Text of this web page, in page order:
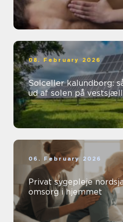
08. February 2026
Solceller kalundborg:
ud af solen på
06. February 2026
Privat sygepleje
omsorg i hjemmet